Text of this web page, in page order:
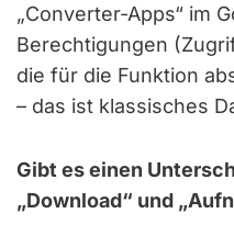
„Converter-Apps“ im
Berechtigungen
die für die Funktion
– das ist klassisches
Gibt es einen
„Download“ und